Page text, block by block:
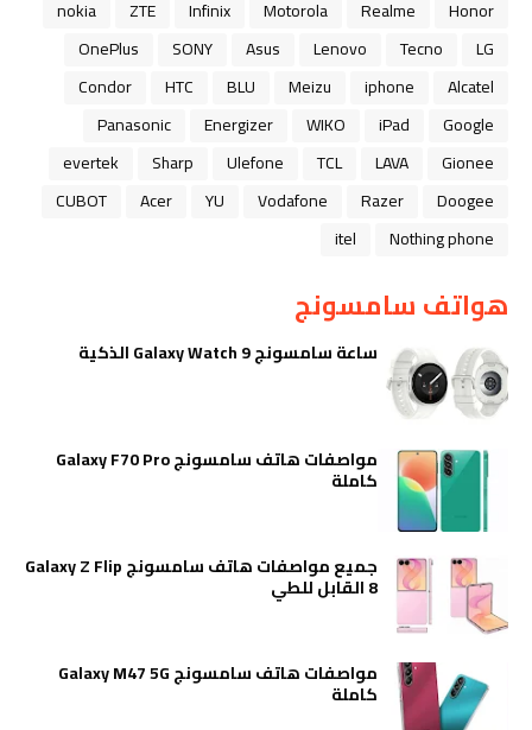
Honor
Realme
Motorola
Infinix
ZTE
nokia
LG
Tecno
Lenovo
Asus
SONY
OnePlus
Alcatel
iphone
Meizu
BLU
HTC
Condor
Google
iPad
WIKO
Energizer
Panasonic
Gionee
LAVA
TCL
Ulefone
Sharp
evertek
Doogee
Razer
Vodafone
YU
Acer
CUBOT
Nothing phone
itel
هواتف سامسونج
ساعة سامسونج Galaxy Watch 9 الذكية
مواصفات هاتف سامسونج Galaxy F70 Pro
كاملة
جميع مواصفات هاتف سامسونج Galaxy Z Flip
8 القابل للطي
مواصفات هاتف سامسونج Galaxy M47 5G
كاملة